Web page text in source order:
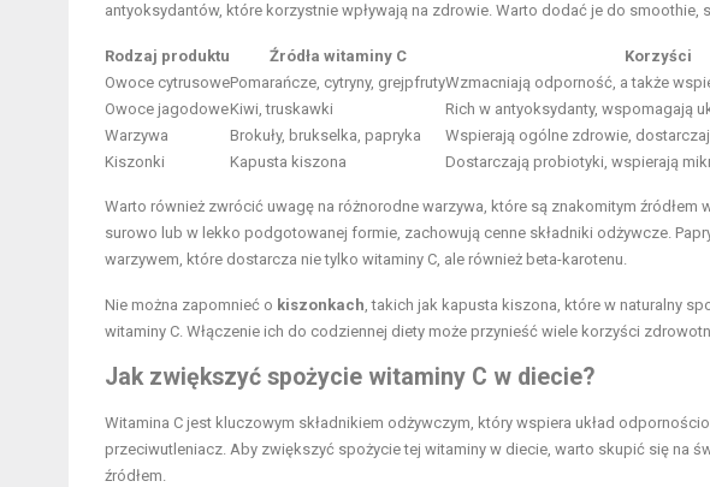
antyoksydantów, które korzystnie wpływają na zdrowie. Warto dodać je do smoothie,
Rodzaj produktu Źródła witaminy C
Korzyści
Owoce cytrusowePomarańcze, cytryny, grejpfrutyWzmacniają odporność, a także
Owoce jagodoweKiwi, truskawki
Rich w antyoksydanty, wspomagają
Warzywa
Brokuły, brukselka, papryka
Wspierają ogólne zdrowie,
Kiszonki
Kapusta kiszona Dostarczają probiotyki, wspierają
Warto również zwrócić uwagę na różnorodne warzywa, które są znakomitym źródłem
surowo lub w lekko podgotowanej formie, zachowują cenne składniki odżywcze.
warzywem, które dostarcza nie tylko witaminy C, ale również beta-karotenu.
Nie można zapomnieć o kiszonkach, takich jak kapusta kiszona, które w naturalny
witaminy C. Włączenie ich do codziennej diety może przynieść wiele korzyści
Jak zwiększyć spożycie witaminy C w diecie?
Witamina C jest kluczowym składnikiem odżywczym, który wspiera układ
przeciwutleniacz. Aby zwiększyć spożycie tej witaminy w diecie, warto skupić się na
źródłem.